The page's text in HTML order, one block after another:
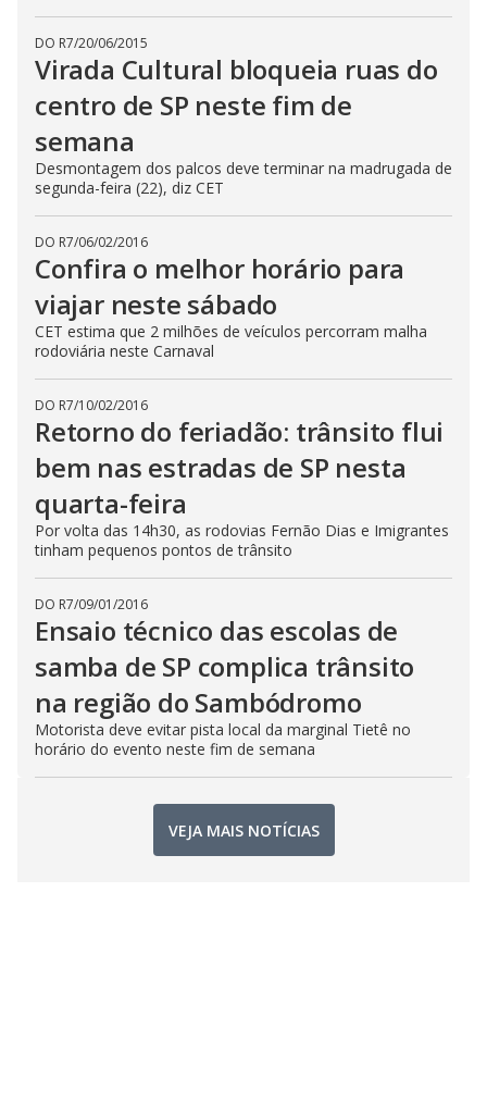
DO R7/20/06/2015
Virada Cultural bloqueia ruas do
centro de SP neste fim de
semana
Desmontagem dos palcos deve terminar na madrugada de
segunda-feira (22), diz CET
DO R7/06/02/2016
Confira o melhor horário para
viajar neste sábado
CET estima que 2 milhões de veículos percorram malha
rodoviária neste Carnaval
DO R7/10/02/2016
Retorno do feriadão: trânsito flui
bem nas estradas de SP nesta
quarta-feira
Por volta das 14h30, as rodovias Fernão Dias e Imigrantes
tinham pequenos pontos de trânsito
DO R7/09/01/2016
Ensaio técnico das escolas de
samba de SP complica trânsito
na região do Sambódromo
Motorista deve evitar pista local da marginal Tietê no
horário do evento neste fim de semana
VEJA MAIS NOTÍCIAS